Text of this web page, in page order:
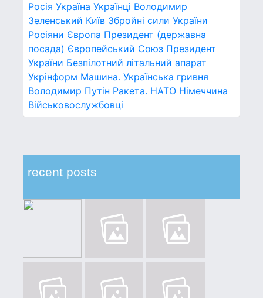
Росія Україна Українці Володимир
Зеленський Київ Збройні сили України
Росіяни Європа Президент (державна
посада) Європейський Союз Президент
України Безпілотний літальний апарат
Укрінформ Машина. Українська гривня
Володимир Путін Ракета. НАТО Німеччина
Військовослужбовці
recent posts